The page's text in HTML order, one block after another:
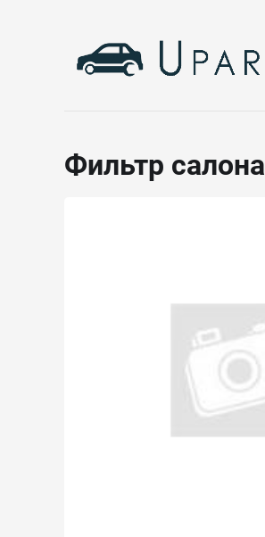
Фильтр салона